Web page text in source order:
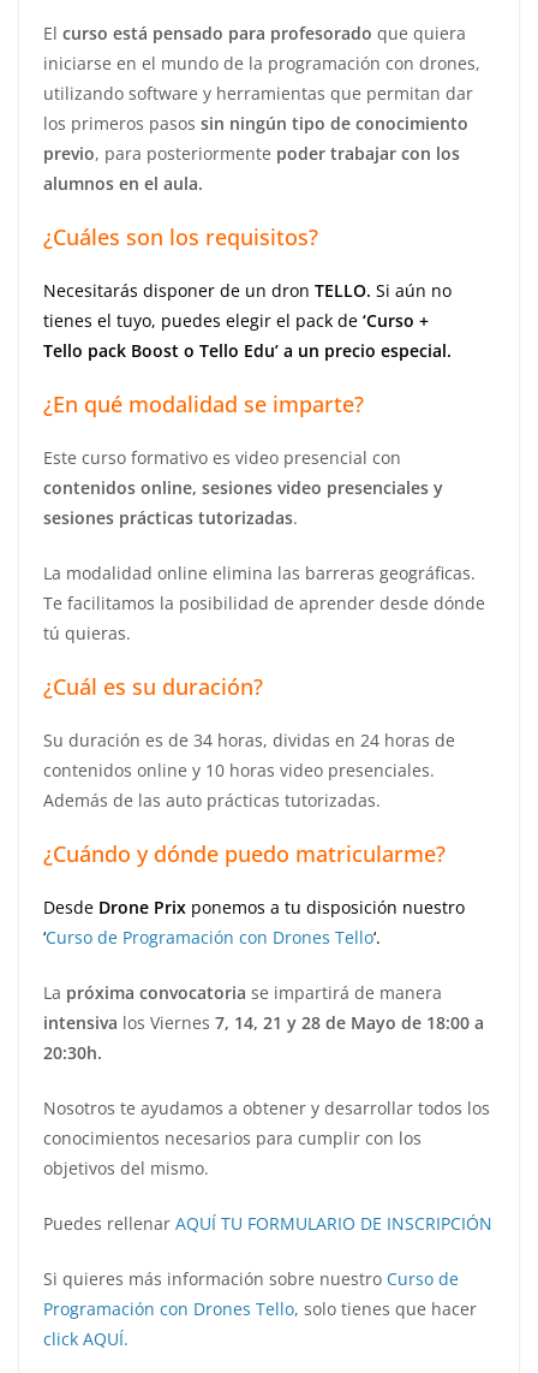
El curso está pensado para profesorado que quiera
iniciarse en el mundo de la programación con drones,
utilizando software y herramientas que permitan dar
los primeros pasos sin ningún tipo de conocimiento
previo, para posteriormente poder trabajar con los
alumnos en el aula.
¿Cuáles son los requisitos?
Necesitarás disponer de un dron TELLO. Si aún no
tienes el tuyo, puedes elegir el pack de ‘Curso +
Tello pack Boost o Tello Edu’ a un precio especial.
¿En qué modalidad se imparte?
Este curso formativo es video presencial con
contenidos online, sesiones video presenciales y
sesiones prácticas tutorizadas.
La modalidad online elimina las barreras geográficas.
Te facilitamos la posibilidad de aprender desde dónde
tú quieras.
¿Cuál es su duración?
Su duración es de 34 horas, dividas en 24 horas de
contenidos online y 10 horas video presenciales.
Además de las auto prácticas tutorizadas.
¿Cuándo y dónde puedo matricularme?
Desde Drone Prix ponemos a tu disposición nuestro
‘Curso de Programación con Drones Tello‘.
La próxima convocatoria se impartirá de manera
intensiva los Viernes 7, 14, 21 y 28 de Mayo de 18:00 a
20:30h.
Nosotros te ayudamos a obtener y desarrollar todos los
conocimientos necesarios para cumplir con los
objetivos del mismo.
Puedes rellenar AQUÍ TU FORMULARIO DE INSCRIPCIÓN
Si quieres más información sobre nuestro Curso de
Programación con Drones Tello, solo tienes que hacer
click AQUÍ.